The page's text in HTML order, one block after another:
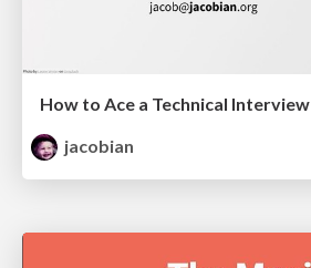
How to Ace a Technical Interview
jacobian